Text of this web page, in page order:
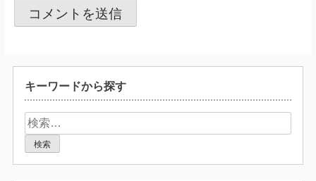
キーワードから探す
検
索: